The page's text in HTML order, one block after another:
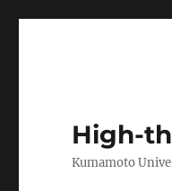
High-
Kumamoto